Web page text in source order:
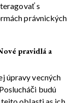
s
právnických
pravidlá a
úpravy vecných
budú